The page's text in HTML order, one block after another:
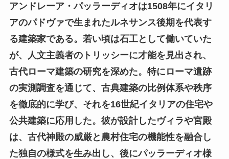
アンドレーア・パッラーディオは1508年にイタリ
アのパドヴァで生まれたルネサンス後期を代表す
る建築家である。若い頃は石工として働いていた
が、人文主義者のトリッシーに才能を見出され、
古代ローマ建築の研究を深めた。特にローマ遺跡
の実測調査を通じて、古典建築の比例体系や秩序
を徹底的に学び、それを16世紀イタリアの住宅や
公共建築に応用した。彼が設計したヴィラや宮殿
は、古代神殿の威厳と農村住宅の機能性を融合し
た独自の様式を生み出し、後にパッラーディオ様